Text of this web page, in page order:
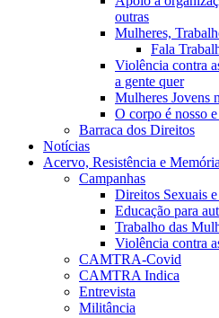
outras
Mulheres,
Fala
Violência contra
a gente quer
Mulheres Jovens
O corpo é nosso
Barraca dos Direitos
Notícias
Acervo, Resistência e Memória
Campanhas
Direitos Sexuais
Educação para
Trabalho das
Violência contra
CAMTRA-Covid
CAMTRA Indica
Entrevista
Militância